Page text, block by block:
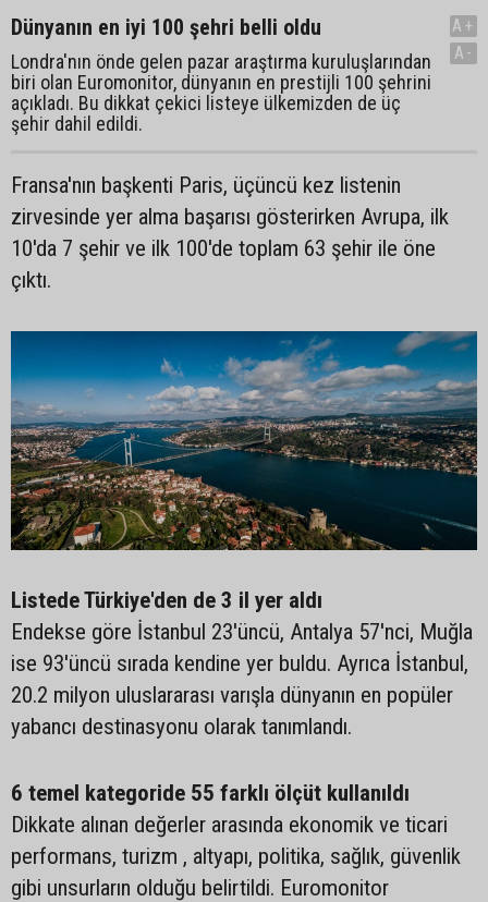
Dünyanın en iyi 100 şehri belli oldu
Londra'nın önde gelen pazar araştırma kuruluşlarından
biri olan Euromonitor, dünyanın en prestijli 100 şehrini
açıkladı. Bu dikkat çekici listeye ülkemizden de üç
şehir dahil edildi.
A+
A-
Fransa'nın başkenti Paris, üçüncü kez listenin
zirvesinde yer alma başarısı gösterirken Avrupa, ilk
10'da 7 şehir ve ilk 100'de toplam 63 şehir ile öne
çıktı.
Listede Türkiye'den de 3 il yer aldı
Endekse göre İstanbul 23'üncü, Antalya 57'nci, Muğla
ise 93'üncü sırada kendine yer buldu. Ayrıca İstanbul,
20.2 milyon uluslararası varışla dünyanın en popüler
yabancı destinasyonu olarak tanımlandı.
6 temel kategoride 55 farklı ölçüt kullanıldı
Dikkate alınan değerler arasında ekonomik ve ticari
performans, turizm , altyapı, politika, sağlık, güvenlik
gibi unsurların olduğu belirtildi. Euromonitor